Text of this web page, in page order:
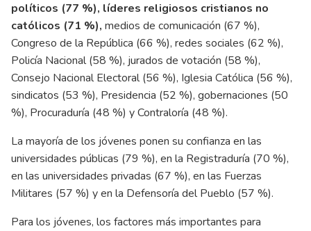
políticos (77 %), líderes religiosos cristianos no
católicos (71 %), medios de comunicación (67 %),
Congreso de la República (66 %), redes sociales (62 %),
Policía Nacional (58 %), jurados de votación (58 %),
Consejo Nacional Electoral (56 %), Iglesia Católica (56 %),
sindicatos (53 %), Presidencia (52 %), gobernaciones (50
%), Procuraduría (48 %) y Contraloría (48 %).
La mayoría de los jóvenes ponen su confianza en las
universidades públicas (79 %), en la Registraduría (70 %),
en las universidades privadas (67 %), en las Fuerzas
Militares (57 %) y en la Defensoría del Pueblo (57 %).
Para los jóvenes, los factores más importantes para